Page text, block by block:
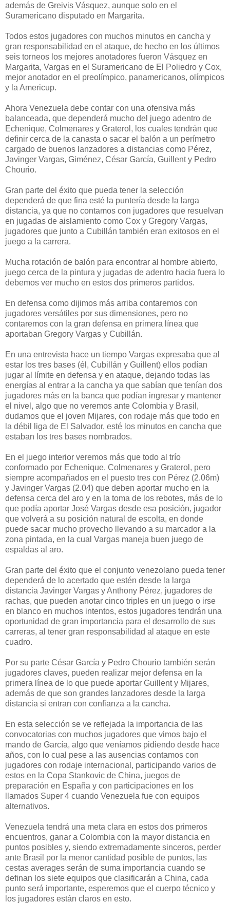
además de Greivis Vásquez, aunque solo en el
Suramericano disputado en Margarita.
Todos estos jugadores con muchos minutos en cancha y
gran responsabilidad en el ataque, de hecho en los últimos
seis torneos los mejores anotadores fueron Vásquez en
Margarita, Vargas en el Suramericano de El Poliedro y Cox,
mejor anotador en el preolímpico, panamericanos, olímpicos
y la Americup.
Ahora Venezuela debe contar con una ofensiva más
balanceada, que dependerá mucho del juego adentro de
Echenique, Colmenares y Graterol, los cuales tendrán que
definir cerca de la canasta o sacar el balón a un perímetro
cargado de buenos lanzadores a distancias como Pérez,
Javinger Vargas, Giménez, César García, Guillent y Pedro
Chourio.
Gran parte del éxito que pueda tener la selección
dependerá de que fina esté la puntería desde la larga
distancia, ya que no contamos con jugadores que resuelvan
en jugadas de aislamiento como Cox y Gregory Vargas,
jugadores que junto a Cubillán también eran exitosos en el
juego a la carrera.
Mucha rotación de balón para encontrar al hombre abierto,
juego cerca de la pintura y jugadas de adentro hacia fuera lo
debemos ver mucho en estos dos primeros partidos.
En defensa como dijimos más arriba contaremos con
jugadores versátiles por sus dimensiones, pero no
contaremos con la gran defensa en primera línea que
aportaban Gregory Vargas y Cubillán.
En una entrevista hace un tiempo Vargas expresaba que al
estar los tres bases (él, Cubillán y Guillent) ellos podían
jugar al límite en defensa y en ataque, dejando todas las
energías al entrar a la cancha ya que sabían que tenían dos
jugadores más en la banca que podían ingresar y mantener
el nivel, algo que no veremos ante Colombia y Brasil,
dudamos que el joven Mijares, con rodaje más que todo en
la débil liga de El Salvador, esté los minutos en cancha que
estaban los tres bases nombrados.
En el juego interior veremos más que todo al trío
conformado por Echenique, Colmenares y Graterol, pero
siempre acompañados en el puesto tres con Pérez (2.06m)
y Javinger Vargas (2.04) que deben aportar mucho en la
defensa cerca del aro y en la toma de los rebotes, más de lo
que podía aportar José Vargas desde esa posición, jugador
que volverá a su posición natural de escolta, en donde
puede sacar mucho provecho llevando a su marcador a la
zona pintada, en la cual Vargas maneja buen juego de
espaldas al aro.
Gran parte del éxito que el conjunto venezolano pueda tener
dependerá de lo acertado que estén desde la larga
distancia Javinger Vargas y Anthony Pérez, jugadores de
rachas, que pueden anotar cinco triples en un juego o irse
en blanco en muchos intentos, estos jugadores tendrán una
oportunidad de gran importancia para el desarrollo de sus
carreras, al tener gran responsabilidad al ataque en este
cuadro.
Por su parte César García y Pedro Chourio también serán
jugadores claves, pueden realizar mejor defensa en la
primera línea de lo que puede aportar Guillent y Mijares,
además de que son grandes lanzadores desde la larga
distancia si entran con confianza a la cancha.
En esta selección se ve reflejada la importancia de las
convocatorias con muchos jugadores que vimos bajo el
mando de García, algo que veníamos pidiendo desde hace
años, con lo cual pese a las ausencias contamos con
jugadores con rodaje internacional, participando varios de
estos en la Copa Stankovic de China, juegos de
preparación en España y con participaciones en los
llamados Super 4 cuando Venezuela fue con equipos
alternativos.
Venezuela tendrá una meta clara en estos dos primeros
encuentros, ganar a Colombia con la mayor distancia en
puntos posibles y, siendo extremadamente sinceros, perder
ante Brasil por la menor cantidad posible de puntos, las
cestas averages serán de suma importancia cuando se
definan los siete equipos que clasificarán a China, cada
punto será importante, esperemos que el cuerpo técnico y
los jugadores están claros en esto.